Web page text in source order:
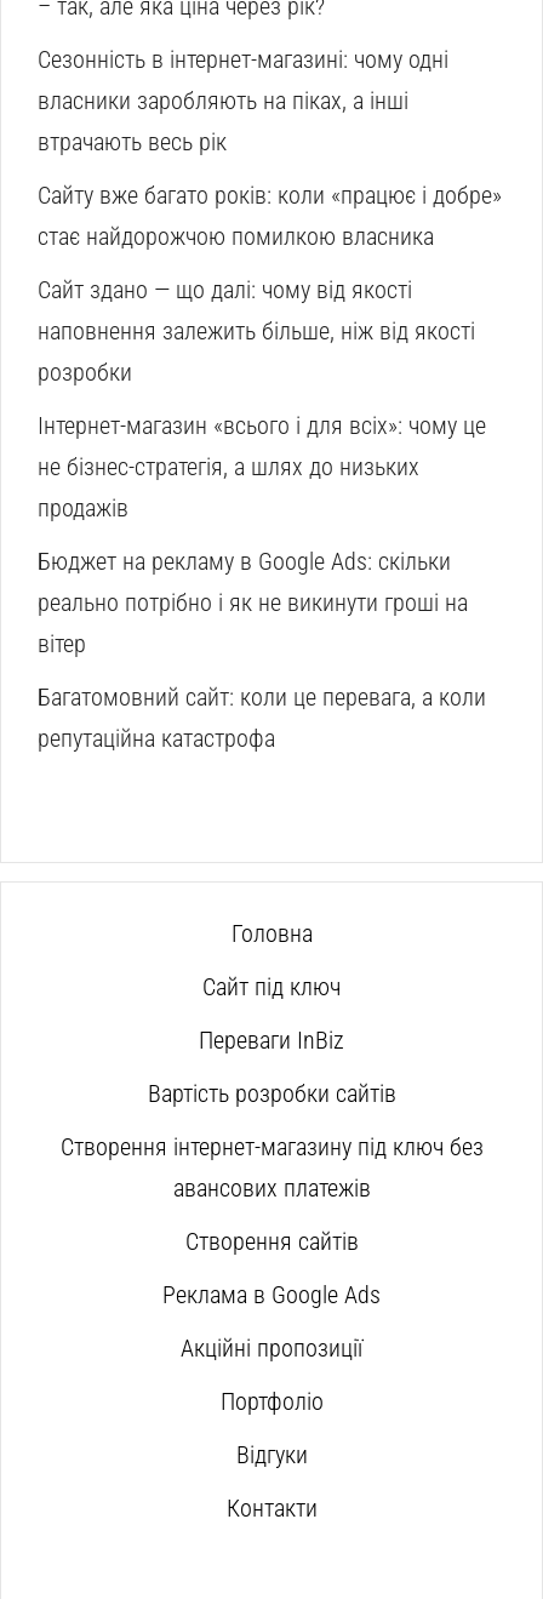
– так, але яка ціна через рік?
Сезонність в інтернет-магазині: чому одні
власники заробляють на піках, а інші
втрачають весь рік
Сайту вже багато років: коли «працює і добре»
стає найдорожчою помилкою власника
Сайт здано — що далі: чому від якості
наповнення залежить більше, ніж від якості
розробки
Інтернет-магазин «всього і для всіх»: чому це
не бізнес-стратегія, а шлях до низьких
продажів
Бюджет на рекламу в Google Ads: скільки
реально потрібно і як не викинути гроші на
вітер
Багатомовний сайт: коли це перевага, а коли
репутаційна катастрофа
Головна
Сайт під ключ
Переваги InBiz
Вартість розробки сайтів
Створення інтернет-магазину під ключ без
авансових платежів
Створення сайтів
Реклама в Google Ads
Акційні пропозиції
Портфоліо
Відгуки
Контакти